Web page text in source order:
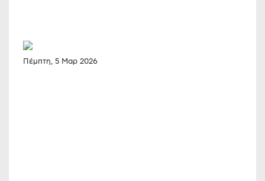
Πέμπτη, 5 Μαρ 2026